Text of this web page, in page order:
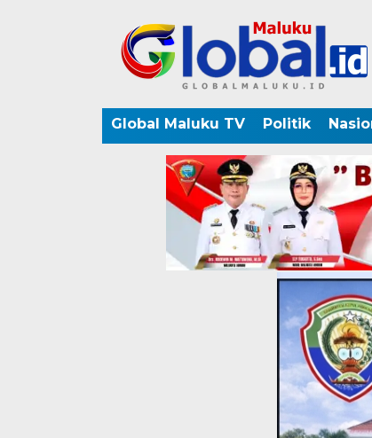
Global Maluku TV Politik